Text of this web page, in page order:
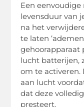
Een
levensduur van
na het
te laten
gehoorapparaat
lucht batterijen,
om te activeren.
aan lucht
dat deze
presteert.